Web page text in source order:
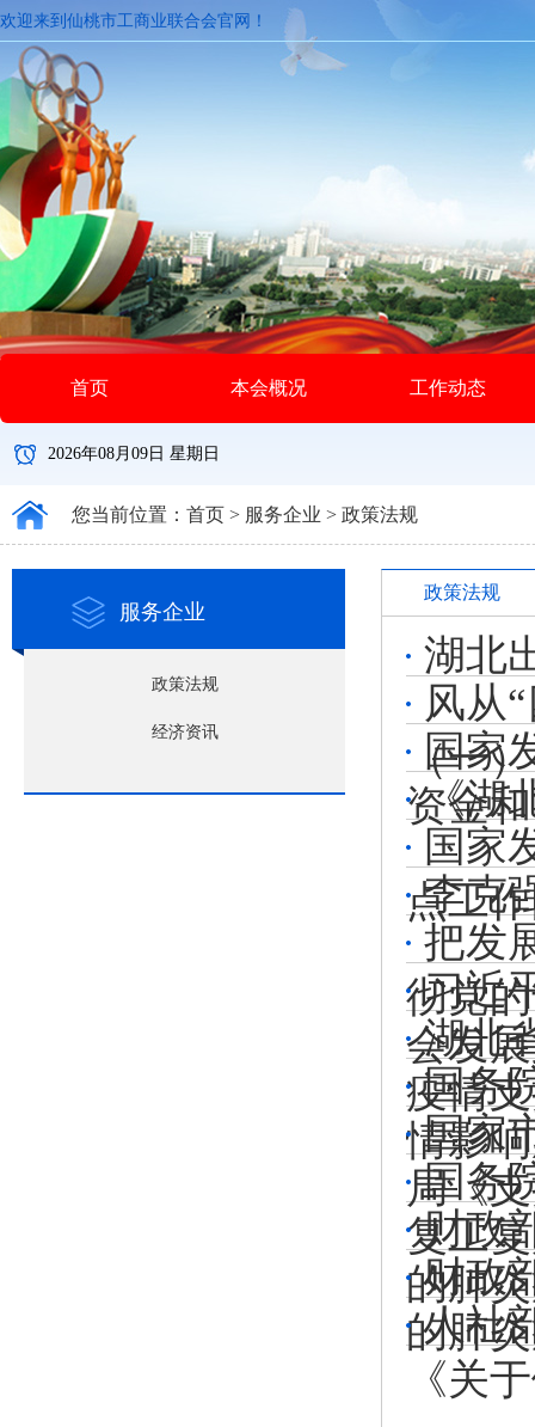
欢迎来到仙桃市工商业联合会官网！
首页 本会概况 工作动态
2026年08月09日 星期日
您当前位置： 首页 > 服务企业 > 政策法规
服务企业
政策法规
经济资讯
政策法规
湖北
风从
（一）
国家
资金
《湖
国家
点工
李克
把发
彻党
习近
会发
湖北
疫情
国务
情影
国家
局《
国务
复工
财政
的肺
财政
的肺
人社
《关